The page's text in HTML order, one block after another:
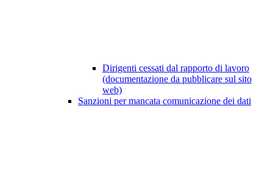
Dirigenti cessati dal rapporto di lavoro
(documentazione da pubblicare sul sito
web)
Sanzioni per mancata comunicazione dei dati